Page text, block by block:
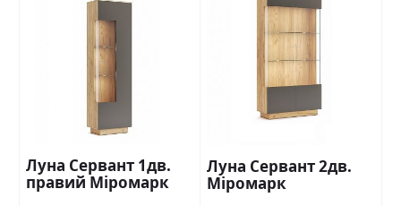
Луна Сервант 1дв.
правий Міромарк
Луна Сервант 2дв.
Міромарк